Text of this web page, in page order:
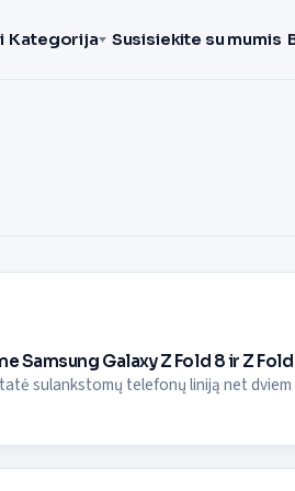
Kategorija Susisiekite su mumis
Samsung Galaxy Z Fold 8 ir Z
sulankstomų telefonų liniją net